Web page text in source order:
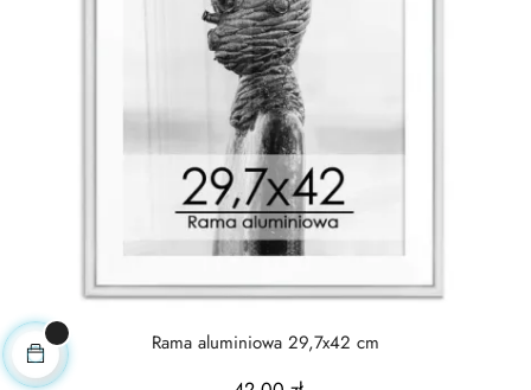
Rama aluminiowa 29,7x42 cm